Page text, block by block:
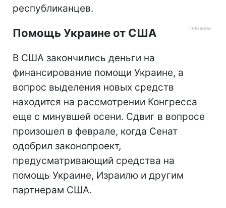
республиканцев.
Помощь Украине от США
В США закончились деньги на
финансирование помощи Украине, а
вопрос выделения новых средств
находится на рассмотрении Конгресса
еще с минувшей осени. Сдвиг в вопросе
произошел в феврале, когда Сенат
одобрил законопроект,
предусматривающий средства на
помощь Украине, Израилю и другим
партнерам США.